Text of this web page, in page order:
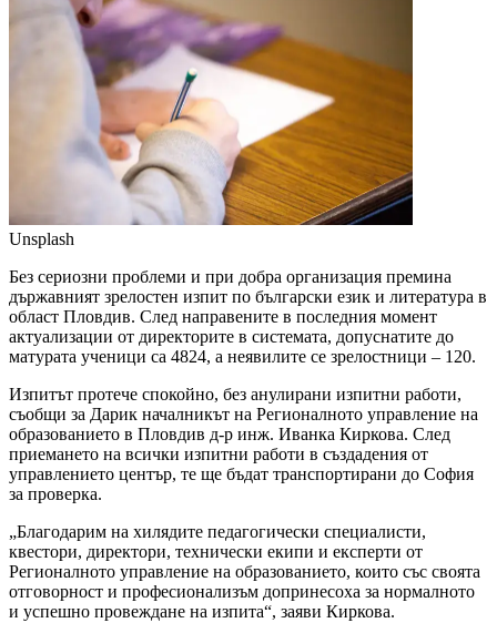
Unsplash
Без сериозни проблеми и при добра организация премина
държавният зрелостен изпит по български език и литература в
област Пловдив. След направените в последния момент
актуализации от директорите в системата, допуснатите до
матурата ученици са 4824, а неявилите се зрелостници – 120.
Изпитът протече спокойно, без анулирани изпитни работи,
съобщи за Дарик началникът на Регионалното управление на
образованието в Пловдив д-р инж. Иванка Киркова. След
приемането на всички изпитни работи в създадения от
управлението център, те ще бъдат транспортирани до София
за проверка.
„Благодарим на хилядите педагогически специалисти,
квестори, директори, технически екипи и експерти от
Регионалното управление на образованието, които със своята
отговорност и професионализъм допринесоха за нормалното
и успешно провеждане на изпита“, заяви Киркова.